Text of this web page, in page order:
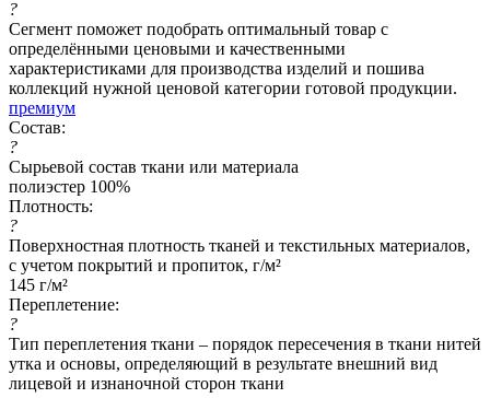
?
Сегмент поможет подобрать оптимальный товар с
определёнными ценовыми и качественными
характеристиками для производства изделий и пошива
коллекций нужной ценовой категории готовой продукции.
премиум
Состав:
?
Сырьевой состав ткани или материала
полиэстер 100%
Плотность:
?
Поверхностная плотность тканей и текстильных материалов,
с учетом покрытий и пропиток, г/м²
145 г/м²
Переплетение:
?
Тип переплетения ткани – порядок пересечения в ткани нитей
утка и основы, определяющий в результате внешний вид
лицевой и изнаночной сторон ткани